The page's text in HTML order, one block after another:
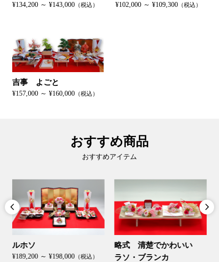
¥134,200 ～ ¥143,000（税込） ¥102,000 ～ ¥109,300 （税込）
吉事 よごと
¥157,000 ～ ¥160,000（税込）
おすすめ商品
おすすめアイテム

ルホソ
¥189,200 ～ ¥198,000（税込）
略式 清楚でかわいい
ラソ・ブランカ
